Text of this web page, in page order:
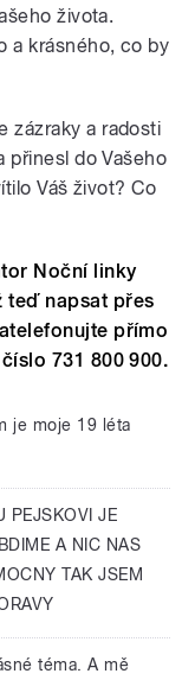
života.
a krásného, co by
zázraky a radosti
přinesl do Vašeho
Váš život? Co
Noční linky
teď napsat přes
přímo
731 800 900.
je moje 19 léta
PEJSKOVI JE
A NIC NAS
TAK JSEM
téma. A mě